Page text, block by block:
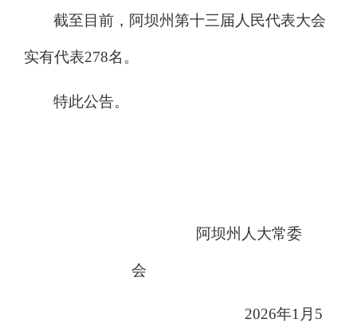
截至目前 ，阿坝州第十三届人民代表大会
实有代表278名 。
特此公告。
阿坝州 人大常委
会
2026年1 月 5